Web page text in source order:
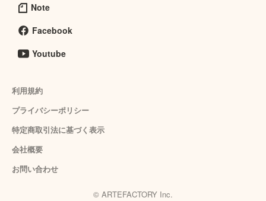
Note
Facebook
Youtube
利用規約
プライバシーポリシー
特定商取引法に基づく表示
会社概要
お問い合わせ
© ARTEFACTORY Inc.